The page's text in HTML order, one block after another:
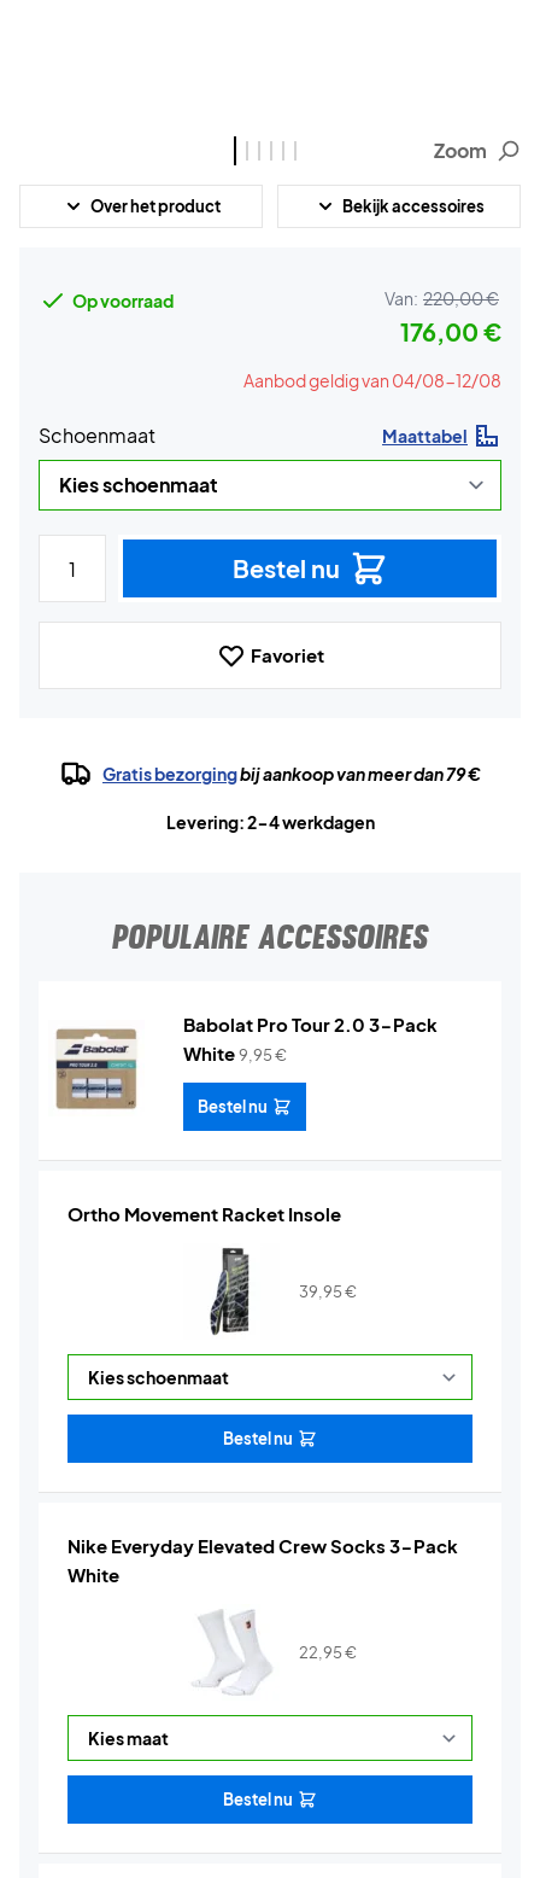
Zoom
Over het product Bekijk accessoires
Op voorraad Van: 220,00 €
176,00 €
Aanbod geldig van 04/08-12/08
Schoenmaat Maattabel
Bestel nu
Favoriet
Gratis bezorgingbij aankoop van meer dan 79 €
Levering: 2-4 werkdagen
POPULAIRE ACCESSOIRES
Babolat Pro Tour 2.0 3-Pack
White9,95€
Bestel nu
Ortho Movement Racket Insole
39,95€
Bestel nu
Nike Everyday Elevated Crew Socks 3-Pack
White
22,95€
Bestel nu